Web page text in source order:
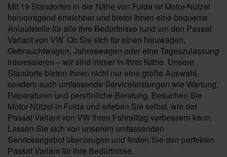
Mit 19 Standorten in der Nähe von Fulda ist Motor-Nützel
hervorragend erreichbar und bietet Ihnen eine bequeme
Anlaufstelle für alle Ihre Bedürfnisse rund um den Passat
Variant von VW. Ob Sie sich für einen Neuwagen,
Gebrauchtwagen, Jahreswagen oder eine Tageszulassung
interessieren – wir sind immer in Ihrer Nähe. Unsere
Standorte bieten Ihnen nicht nur eine große Auswahl,
sondern auch umfassende Serviceleistungen wie Wartung,
Reparaturen und persönliche Beratung. Besuchen Sie
Motor-Nützel in Fulda und erleben Sie selbst, wie der
Passat Variant von VW Ihren Fahralltag verbessern kann.
Lassen Sie sich von unserem umfassenden
Serviceangebot überzeugen und finden Sie den perfekten
Passat Variant für Ihre Bedürfnisse.